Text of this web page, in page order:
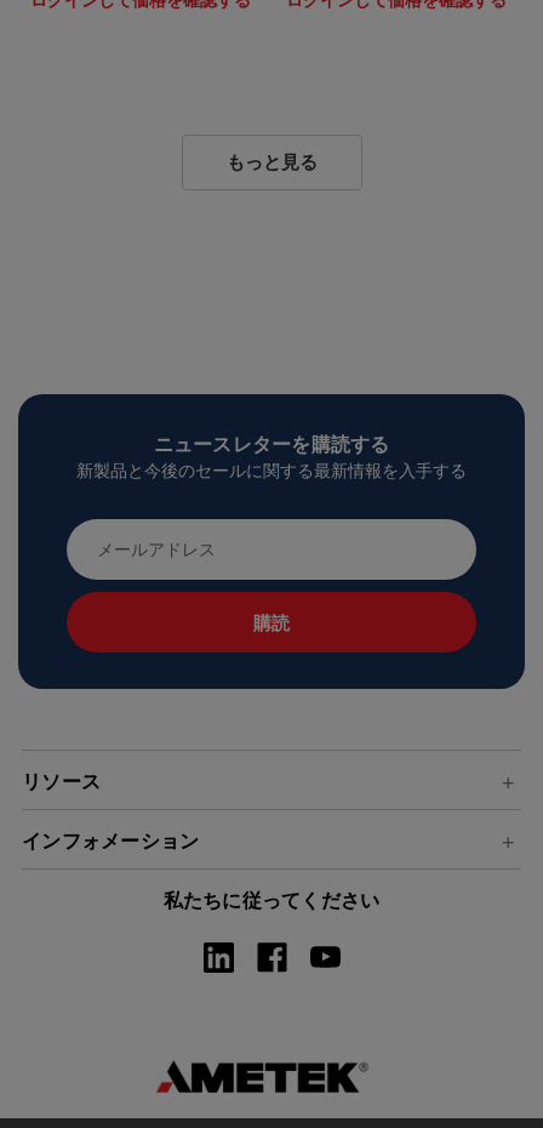
もっと見る
ニュースレターを購読する
新製品と今後のセールに関する最新情報を入手する
メ
ー
ル
ア
ド
リソース
インフォメーション
私たちに従ってください